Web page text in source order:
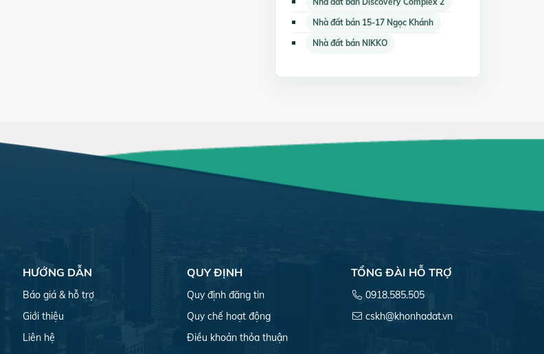
Nhà đất bán 15-17 Ngọc Khánh
Nhà đất bán NIKKO
HƯỚNG DẪN
Báo giá & hỗ trợ
Giới thiệu
Liên hệ
QUY ĐỊNH
Quy định đăng tin
Quy chế hoạt động
Điều khoản thỏa thuận
TỔNG ĐÀI HỖ TRỢ
0918.585.505
cskh@khonhadat.vn